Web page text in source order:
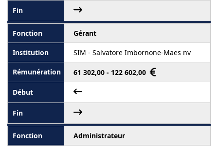
Gérant
SIM - Salvatore Imbornone-Maes nv
61 302,00 - 122 602,00
Administrateur